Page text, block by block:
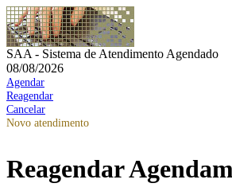
SAA - Sistema de Atendimento Agendado
08/08/2026
Agendar
Reagendar
Cancelar
Novo atendimento
Reagendar